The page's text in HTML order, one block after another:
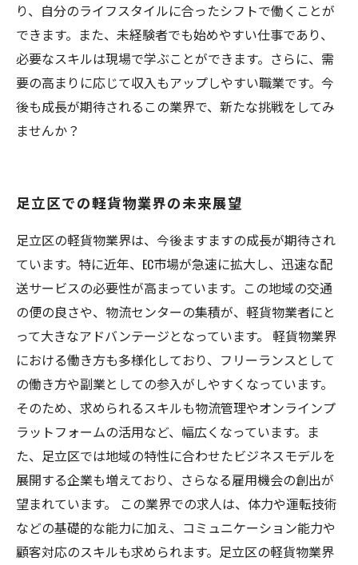
り、自分のライフスタイルに合ったシフトで働くことが
できます。また、未経験者でも始めやすい仕事であり、
必要なスキルは現場で学ぶことができます。さらに、需
要の高まりに応じて収入もアップしやすい職業です。今
後も成長が期待されるこの業界で、新たな挑戦をしてみ
ませんか？
足立区での軽貨物業界の未来展望
足立区の軽貨物業界は、今後ますますの成長が期待され
ています。特に近年、EC市場が急速に拡大し、迅速な配
送サービスの必要性が高まっています。この地域の交通
の便の良さや、物流センターの集積が、軽貨物業者にと
って大きなアドバンテージとなっています。 軽貨物業界
における働き方も多様化しており、フリーランスとして
の働き方や副業としての参入がしやすくなっています。
そのため、求められるスキルも物流管理やオンラインプ
ラットフォームの活用など、幅広くなっています。ま
た、足立区では地域の特性に合わせたビジネスモデルを
展開する企業も増えており、さらなる雇用機会の創出が
望まれています。 この業界での求人は、体力や運転技術
などの基礎的な能力に加え、コミュニケーション能力や
顧客対応のスキルも求められます。足立区の軽貨物業界